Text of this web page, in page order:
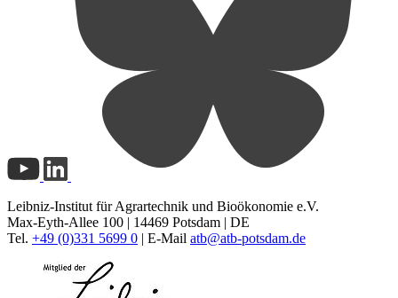
Leibniz-Institut für Agrartechnik und Bioökonomie e.V.
Max-Eyth-Allee 100 | 14469 Potsdam | DE
Tel. +49 (0)331 5699 0 | E-Mail atb@atb-potsdam.de